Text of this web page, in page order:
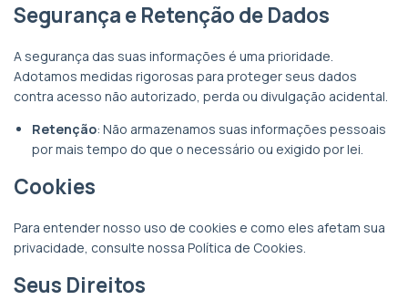
Segurança e Retenção de Dados
A segurança das suas informações é uma prioridade.
Adotamos medidas rigorosas para proteger seus dados
contra acesso não autorizado, perda ou divulgação acidental.
Retenção: Não armazenamos suas informações pessoais
por mais tempo do que o necessário ou exigido por lei.
Cookies
Para entender nosso uso de cookies e como eles afetam sua
privacidade, consulte nossa Política de Cookies.
Seus Direitos